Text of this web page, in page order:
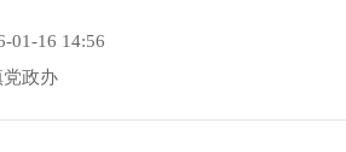
01-16 14:56
政办